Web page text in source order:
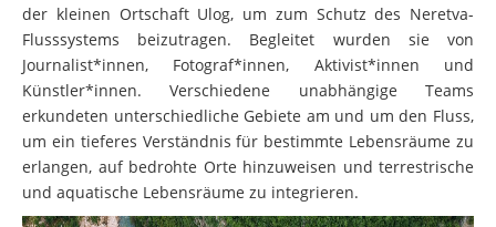
der kleinen Ortschaft Ulog, um zum Schutz des Neretva-
Flusssystems beizutragen. Begleitet wurden sie von
Journalist*innen, Fotograf*innen, Aktivist*innen und
Künstler*innen. Verschiedene unabhängige Teams
erkundeten unterschiedliche Gebiete am und um den Fluss,
um ein tieferes Verständnis für bestimmte Lebensräume zu
erlangen, auf bedrohte Orte hinzuweisen und terrestrische
und aquatische Lebensräume zu integrieren.